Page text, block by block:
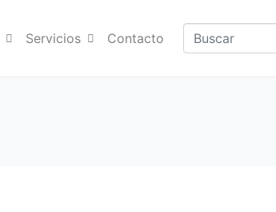
Servicios Contacto